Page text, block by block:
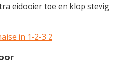
eidooier toe en klop stevig